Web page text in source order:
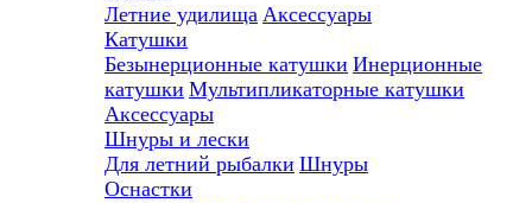
Летние удилища Аксессуары
Катушки
Безынерционные катушки Инерционные
катушки Мультипликаторные катушки
Аксессуары
Шнуры и лески
Для летний рыбалки Шнуры
Оснастки